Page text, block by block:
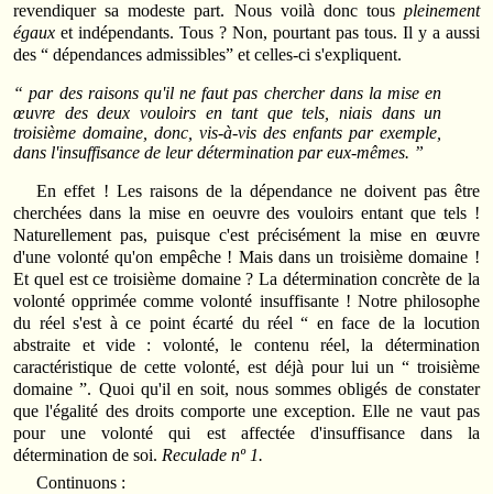
revendiquer sa modeste part. Nous voilà donc tous pleinement
égauxet indépendants. Tous ? Non, pourtant pas tous. Il y a aussi
des “ dépendances admissibles” et celles-ci s'expliquent.
“ par des raisons qu'il ne faut pas chercher dans la mise en
œuvre des deux vouloirs en tant que tels, niais dans un
troisième domaine, donc, vis-à-vis des enfants par exemple,
dans l'insuffisance de leur détermination par eux-mêmes. ”
En effet ! Les raisons de la dépendance ne doivent pas être
cherchées dans la mise en oeuvre des vouloirs entant que tels !
Naturellement pas, puisque c'est précisément la mise en œuvre
d'une volonté qu'on empêche ! Mais dans un troisième domaine !
Et quel est ce troisième domaine ? La détermination concrète de la
volonté opprimée comme volonté insuffisante ! Notre philosophe
du réel s'est à ce point écarté du réel “ en face de la locution
abstraite et vide : volonté, le contenu réel, la détermination
caractéristique de cette volonté, est déjà pour lui un “ troisième
domaine ”. Quoi qu'il en soit, nous sommes obligés de constater
que l'égalité des droits comporte une exception. Elle ne vaut pas
pour une volonté qui est affectée d'insuffisance dans la
détermination de soi. Reculade nº 1.
Continuons :